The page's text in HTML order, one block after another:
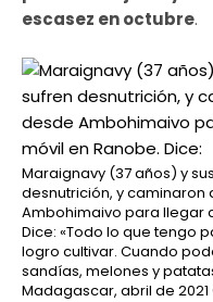
escasez en octubre.
Maraignavy (37 años) y
desnutrición, y
Ambohimaivo para llegar
Dice: «Todo lo que tengo
logro cultivar. Cuando
sandías, melones y
Madagascar, abril de 2021